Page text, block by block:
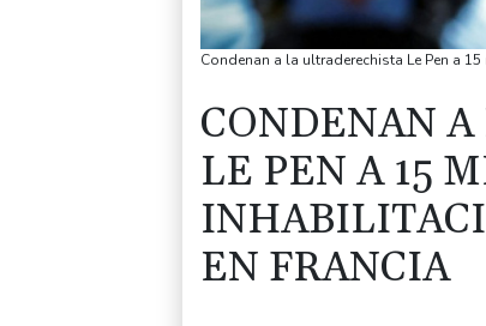
Condenan a la ultraderechista Le Pen a
CONDENAN
LE PEN A 15
EN FRANCIA